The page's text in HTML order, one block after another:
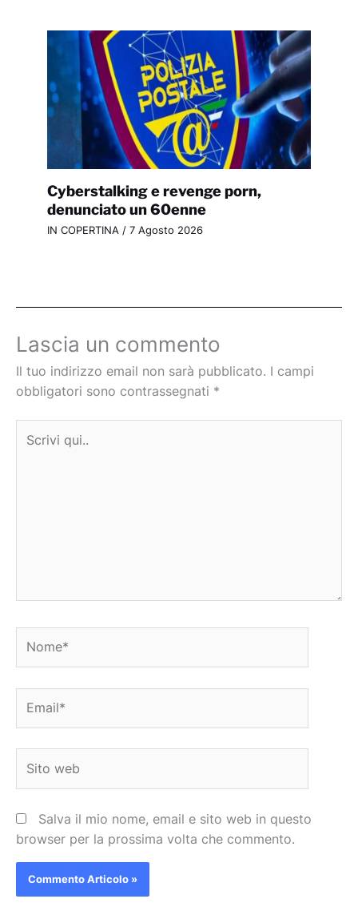
Cyberstalking e revenge porn,
denunciato un 60enne
IN COPERTINA/ 7 Agosto 2026
Lascia un commento
Il tuo indirizzo email non sarà pubblicato. I campi
obbligatori sono contrassegnati *
qui..
web
Salva il mio nome, email e sito web in questo
browser per la prossima volta che commento.